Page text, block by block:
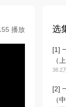
播放 选
[1]
（上
38.2
[2]
（中